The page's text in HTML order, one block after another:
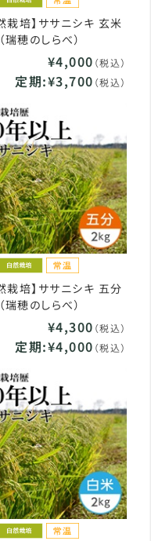
栽培】ササニシキ 玄米
瑞穂のしらべ）
¥4,000 （税込）
定期:¥3,700 （税込）
栽培】ササニシキ 五分
瑞穂のしらべ）
¥4,300 （税込）
定期:¥4,000 （税込）